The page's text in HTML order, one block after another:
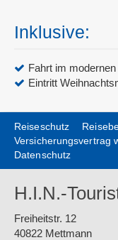
Inklusive:
Fahrt im
Eintritt
Reiseschutz
Versicherungsvertrag
Datenschutz
H.I.N.-
Freiheitstr. 12
40822 Mettmann